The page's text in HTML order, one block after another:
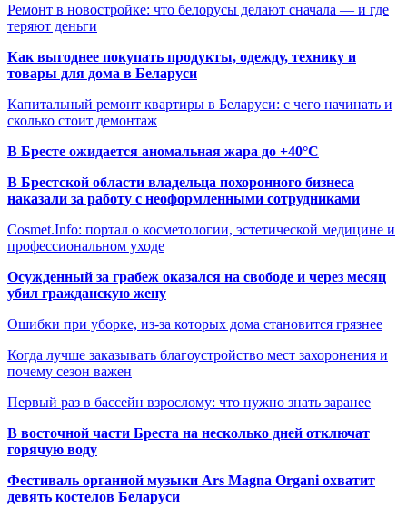
Ремонт в новостройке: что белорусы делают сначала — и где
теряют деньги
Как выгоднее покупать продукты, одежду, технику и
товары для дома в Беларуси
Капитальный ремонт квартиры в Беларуси: с чего начинать и
сколько стоит демонтаж
В Бресте ожидается аномальная жара до +40°C
В Брестской области владельца похоронного бизнеса
наказали за работу с неоформленными сотрудниками
Cosmet.Info: портал о косметологии, эстетической медицине и
профессиональном уходе
Осужденный за грабеж оказался на свободе и через месяц
убил гражданскую жену
Ошибки при уборке, из-за которых дома становится грязнее
Когда лучше заказывать благоустройство мест захоронения и
почему сезон важен
Первый раз в бассейн взрослому: что нужно знать заранее
В восточной части Бреста на несколько дней отключат
горячую воду
Фестиваль органной музыки Ars Magna Organi охватит
девять костелов Беларуси